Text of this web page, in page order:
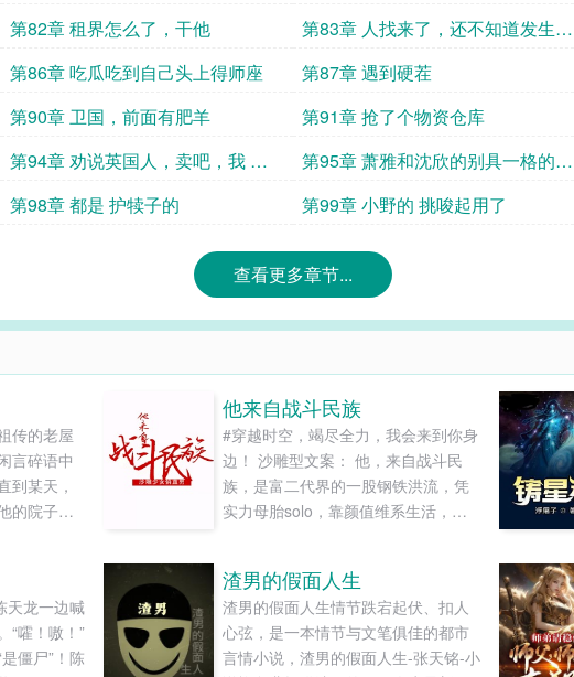
第82章 租界怎么了，干他
第83章 人找来了，还不知道发生了
什么
第86章 吃瓜吃到自己头上得师座 第87章 遇到硬茬
第90章 卫国，前面有肥羊 第91章 抢了个物资仓库
第94章 劝说英国人，卖吧，我 都
是为了你好，
第95章 萧雅和沈欣的别具一格的祈
祷
第98章 都是 护犊子的 第99章 小野的 挑唆起用了
查看更多章节...
传的老屋
言碎语中
到某天，
的院子，
人摩擦
渐靠近。
，以及李
段纯......
他来自战斗民族
#穿越时空，竭尽全力，我会来到你身
边！ 沙雕型文案： 他，来自战斗民
族，是富二代界的一股钢铁洪流，凭
实力母胎solo，靠颜值维系生活，一
攻——弗拉基米尔·周向晚斯基。 他，
是绿江主角标配的硬核总裁——吴
凉，身世狗血情路坎坷，冷艳高贵有
内涵，成熟稳重如泰山，就是遇见了
天龙一边喊
“嚯！嗷！”
僵尸”！陈
渣男的假面人生
渣男的假面人生情节跌宕起伏、扣人
心弦，是一本情节与文笔俱佳的都市
言情小说，渣男的假面人生-张天铭-小